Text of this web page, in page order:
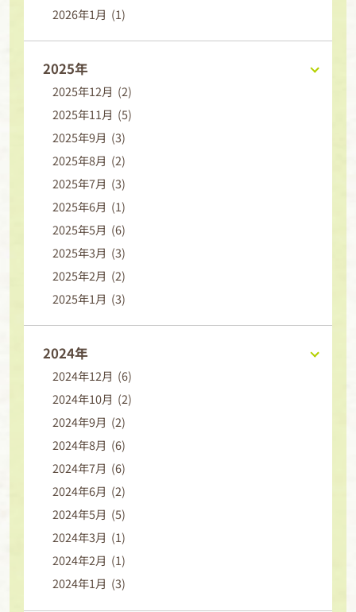
2026年1月 (1)
2025年
2025年12月 (2)
2025年11月 (5)
2025年9月 (3)
2025年8月 (2)
2025年7月 (3)
2025年6月 (1)
2025年5月 (6)
2025年3月 (3)
2025年2月 (2)
2025年1月 (3)
2024年
2024年12月 (6)
2024年10月 (2)
2024年9月 (2)
2024年8月 (6)
2024年7月 (6)
2024年6月 (2)
2024年5月 (5)
2024年3月 (1)
2024年2月 (1)
2024年1月 (3)